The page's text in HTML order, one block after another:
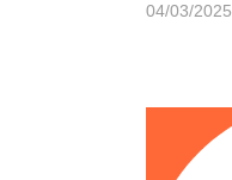
04/03/2025